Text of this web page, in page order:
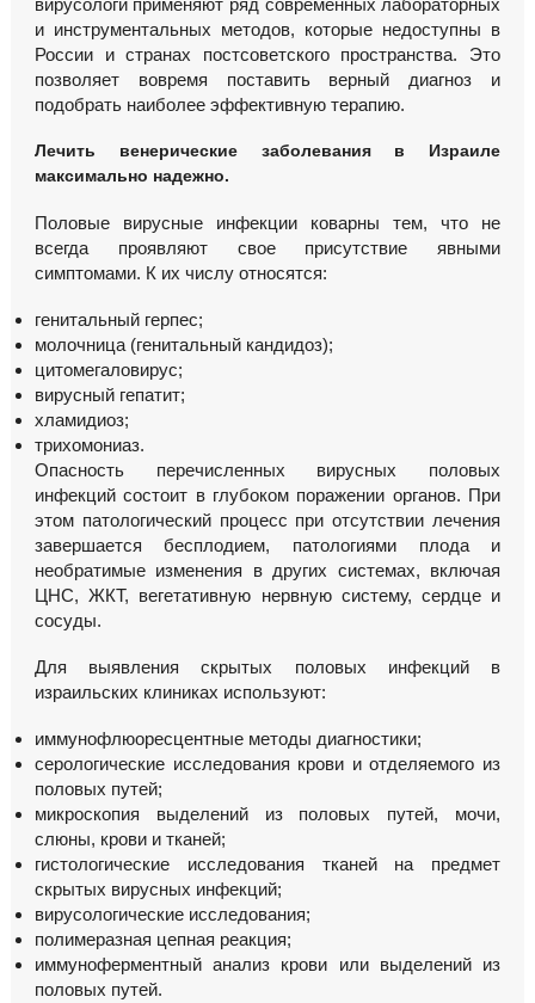
вирусологи применяют ряд современных лабораторных
и инструментальных методов, которые недоступны в
России и странах постсоветского пространства. Это
позволяет вовремя поставить верный диагноз и
подобрать наиболее эффективную терапию.
Лечить венерические заболеванияв Израиле
максимально надежно.
Половые вирусные инфекции коварны тем, что не
всегда проявляют свое присутствие явными
симптомами. К их числу относятся:
генитальный герпес;
молочница (генитальный кандидоз);
цитомегаловирус;
вирусный гепатит;
хламидиоз;
трихомониаз.
Опасность перечисленных вирусных половых
инфекций состоит в глубоком поражении органов. При
этом патологический процесс при отсутствии лечения
завершается бесплодием, патологиями плода и
необратимые изменения в других системах, включая
ЦНС, ЖКТ, вегетативную нервную систему, сердце и
сосуды.
Для выявления скрытых половых инфекций в
израильских клиниках используют:
иммунофлюоресцентные методы диагностики;
серологические исследования крови и отделяемого из
половых путей;
микроскопия выделений из половых путей, мочи,
слюны, крови и тканей;
гистологические исследования тканей на предмет
скрытых вирусных инфекций;
вирусологические исследования;
полимеразная цепная реакция;
иммуноферментный анализ крови или выделений из
половых путей.